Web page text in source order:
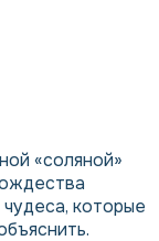
«соляной»
которые